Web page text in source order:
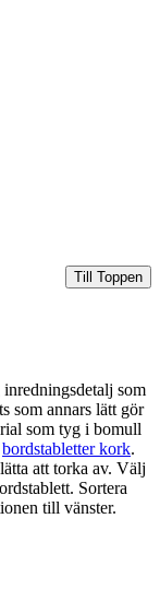
Till Toppen
som
som annars lätt gör
som tyg i bomull
bordstabletter kork.
att torka av. Välj
Sortera
till vänster.